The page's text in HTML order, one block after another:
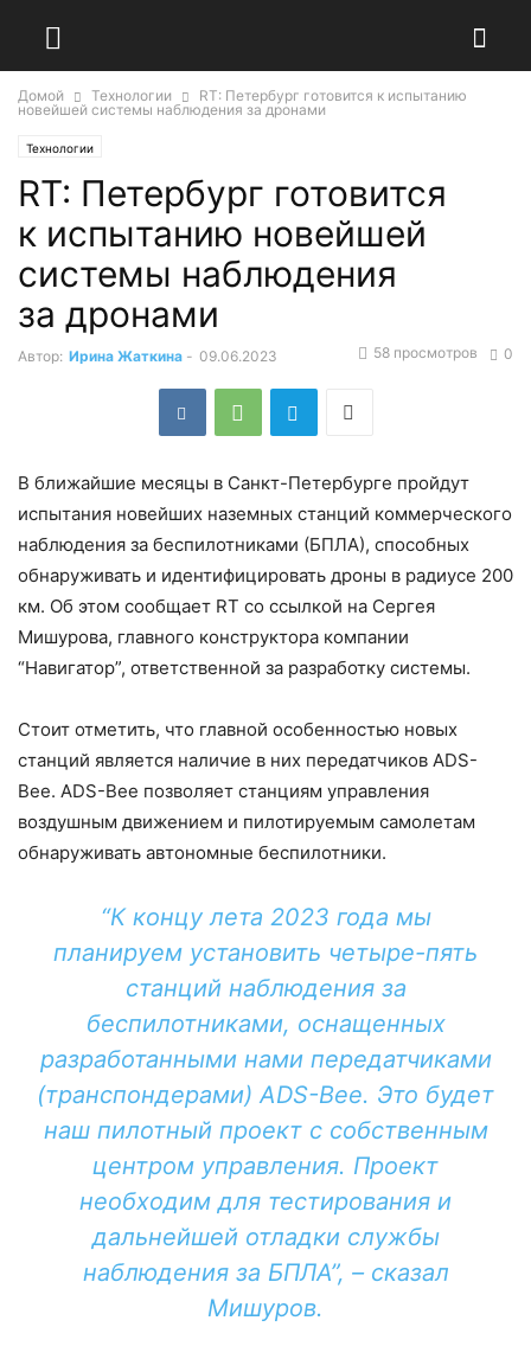
Домой Технологии
RT: Петербург готовится к испытанию
новейшей системы наблюдения за дронами
Технологии
RT: Петербург готовится
к испытанию новейшей
системы наблюдения
за дронами
Автор: Ирина Жаткина - 09.06.2023 0
58 просмотров
В ближайшие месяцы в Санкт-Петербурге пройдут
испытания новейших наземных станций коммерческого
наблюдения за беспилотниками (БПЛА), способных
обнаруживать и идентифицировать дроны в радиусе 200
км. Об этом сообщает RT со ссылкой на Сергея
Мишурова, главного конструктора компании
“Навигатор”, ответственной за разработку системы.
Стоит отметить, что главной особенностью новых
станций является наличие в них передатчиков ADS-
Bee. ADS-Bee позволяет станциям управления
воздушным движением и пилотируемым самолетам
обнаруживать автономные беспилотники.
“К концу лета 2023 года мы
планируем установить четыре-пять
станций наблюдения за
беспилотниками, оснащенных
разработанными нами передатчиками
(транспондерами) ADS-Bee. Это будет
наш пилотный проект с собственным
центром управления. Проект
необходим для тестирования и
дальнейшей отладки службы
наблюдения за БПЛА”, – сказал
Мишуров.